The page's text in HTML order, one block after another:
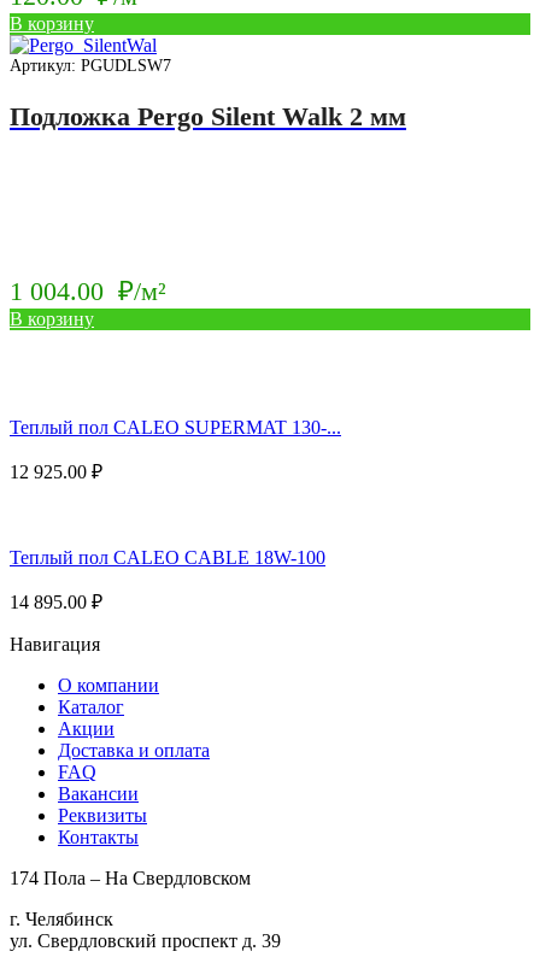
В корзину
Артикул: PGUDLSW7
Подложка Pergo Silent Walk 2 мм
1 004.00 ₽/м²
В корзину
Теплый пол CALEO SUPERMAT 130-...
12 925.00 ₽
Теплый пол CALEO CABLE 18W-100
14 895.00 ₽
Навигация
О компании
Каталог
Акции
Доставка и оплата
FAQ
Вакансии
Реквизиты
Контакты
174 Пола – На Свердловском
г. Челябинск
ул. Свердловский проспект д. 39